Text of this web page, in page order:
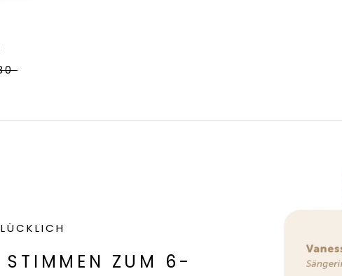
STIMMEN ZUM 6-